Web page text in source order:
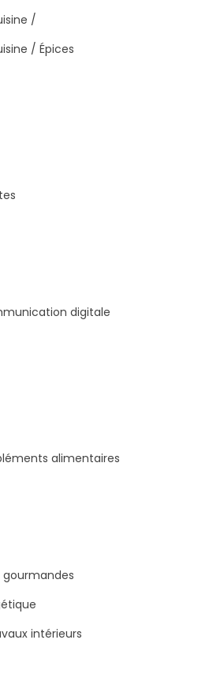
/
/ Épices
digitale
alimentaires
intérieurs